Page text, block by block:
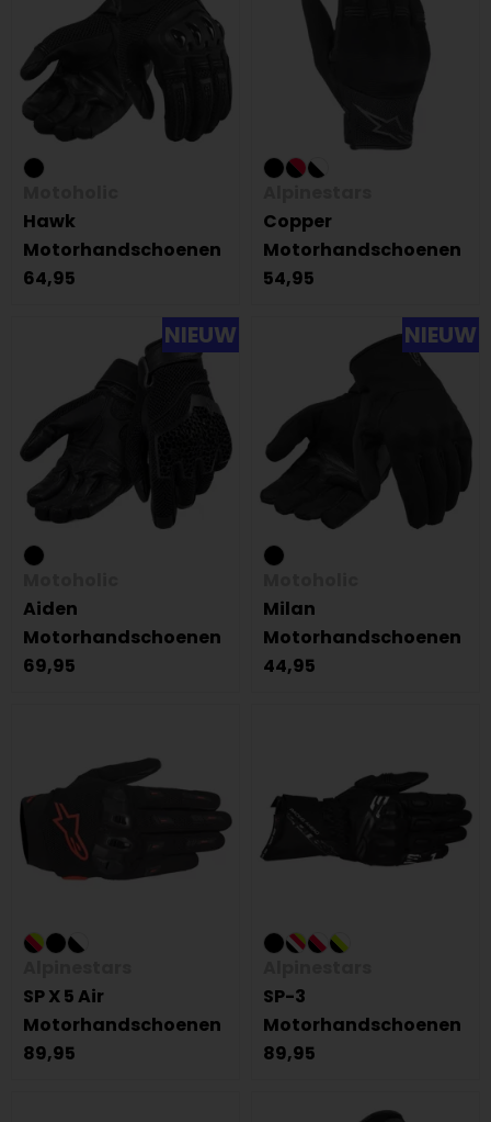
Hawk
Motorhandschoenen
64,95
Copper
Motorhandschoenen
54,95
NIEUW
Aiden
Motorhandschoenen
69,95
NIEUW
Milan
Motorhandschoenen
44,95
SP X 5 Air
Motorhandschoenen
89,95
SP-3
Motorhandschoenen
89,95